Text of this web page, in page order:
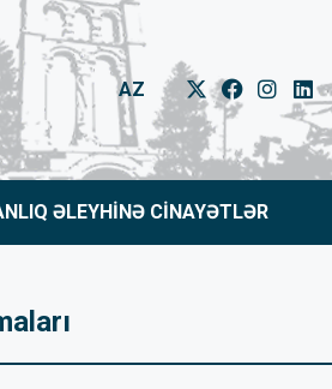
AZ
ƏLEYHİNƏ CİNAYƏTLƏR